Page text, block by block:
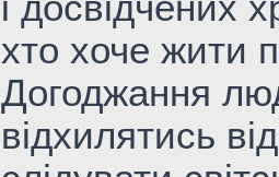
хто хоче жити
Догоджання
відхилятись